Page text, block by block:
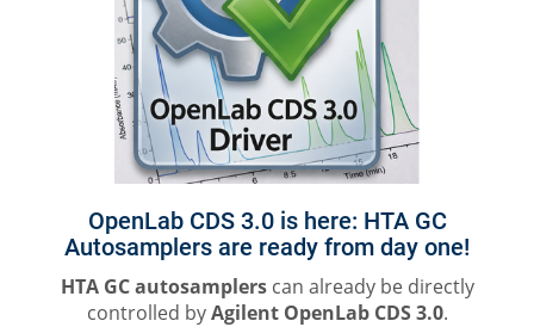
OpenLab CDS 3.0 is here: HTA GC
Autosamplers are ready from day one!
HTA GC autosamplerscan already be directly
controlled byAgilent OpenLab CDS 3.0.